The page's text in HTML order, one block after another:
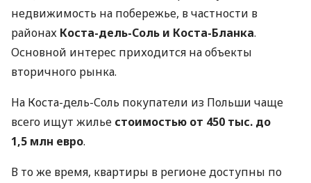
недвижимость на побережье, в частности в
районах Коста-дель-Соль и Коста-Бланка.
Основной интерес приходится на объекты
вторичного рынка.
На Коста-дель-Соль покупатели из Польши чаще
всего ищут жилье стоимостью от 450 тыс. до
1,5 млн евро.
В то же время, квартиры в регионе доступны по